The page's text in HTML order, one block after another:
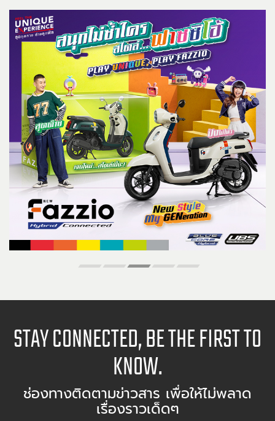
STAY CONNECTED, BE THE FIRST TO
KNOW.
ช่องทางติดตามข่าวสาร เพื่อให้ไม่พลาด
เรื่องราวเด็ดๆ